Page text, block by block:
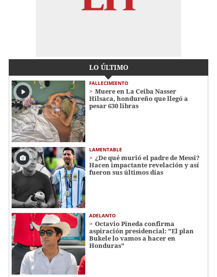
LO ÚLTIMO
FALLECIMIENTO
Muere en La Ceiba Nasser
Hilsaca, hondureño que llegó a
pesar 630 libras
LAMENTABLE
¿De qué murió el padre de Messi?
Hacen impactante revelación y así
fueron sus últimos días
ADELANTO
Octavio Pineda confirma
aspiración presidencial: "El plan
Bukele lo vamos a hacer en
Honduras"